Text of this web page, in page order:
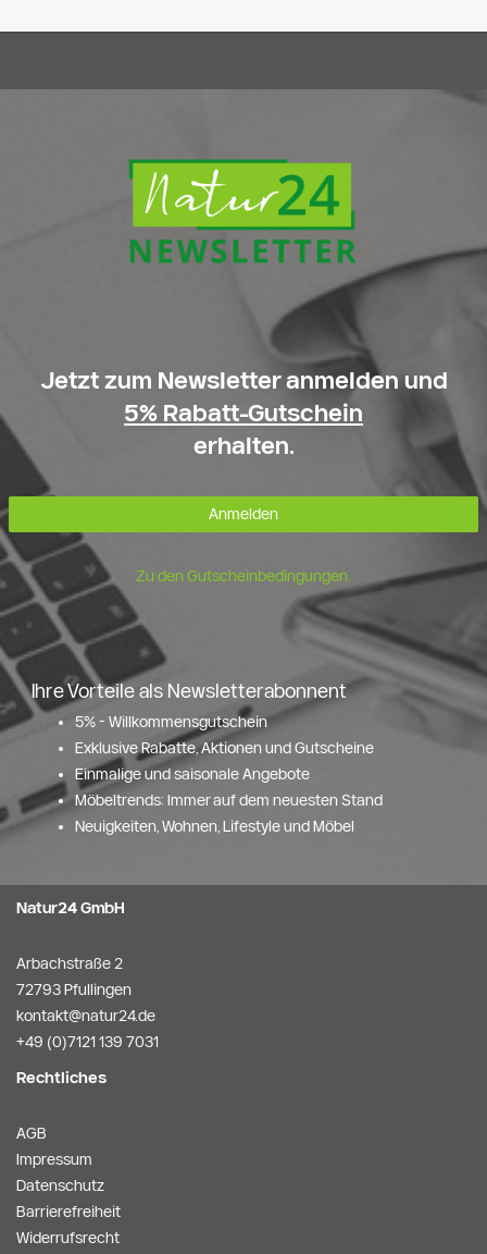
Jetzt zum Newsletter anmelden und
5% Rabatt-Gutschein
erhalten.
Anmelden
Zu den Gutscheinbedingungen.
Ihre Vorteile als Newsletterabonnent
5% - Willkommensgutschein
Exklusive Rabatte, Aktionen und Gutscheine
Einmalige und saisonale Angebote
Möbeltrends: Immer auf dem neuesten Stand
Neuigkeiten, Wohnen, Lifestyle und Möbel
Natur24 GmbH
Arbachstraße 2
72793 Pfullingen
kontakt@natur24.de
+49 (0)7121 139 7031
Rechtliches
AGB
Impressum
Datenschutz
Barrierefreiheit
Widerrufsrecht